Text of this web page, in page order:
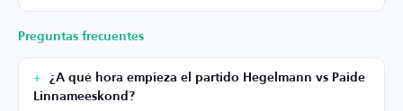
Preguntas frecuentes
¿A qué hora empieza el partido Hegelmann vs Paide
Linnameeskond?